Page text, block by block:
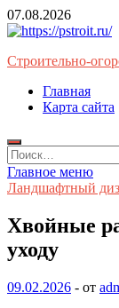
Перейти
к
07.08.2026
Строительно-
Главная
Карта сайта
Найти:
Главное меню
Ландшафтный
Хвойные
уходу
09.02.2026 - от